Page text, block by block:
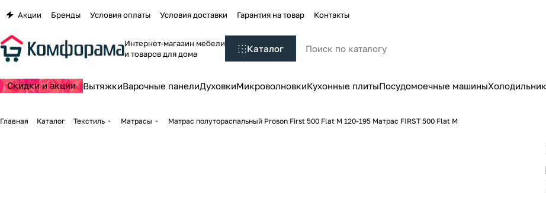
Акции Бренды Условия оплаты Условия доставки Гарантия на товар Контакты
Интернет-магазин мебели
и товаров для дома
Каталог
Скидки и акции ВытяжкиВарочные панелиДуховкиМикроволновкиКухонные плитыПосудомоечные машины
Главная Каталог Текстиль Матрасы Матрас полутораспальный Proson First 500 Flat M 120-195 Матрас FIRST 500 Flat M